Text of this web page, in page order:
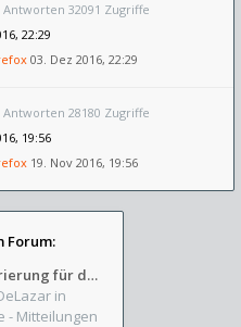
Antworten 32091 Zugriffe
22:29
03. Dez 2016, 22:29
Antworten 28180 Zugriffe
19:56
19. Nov 2016, 19:56
Forum:
Benutzerregistrierung für das SchickHD-/SchweifHD-Forum gesperrt
in
- Mitteilungen